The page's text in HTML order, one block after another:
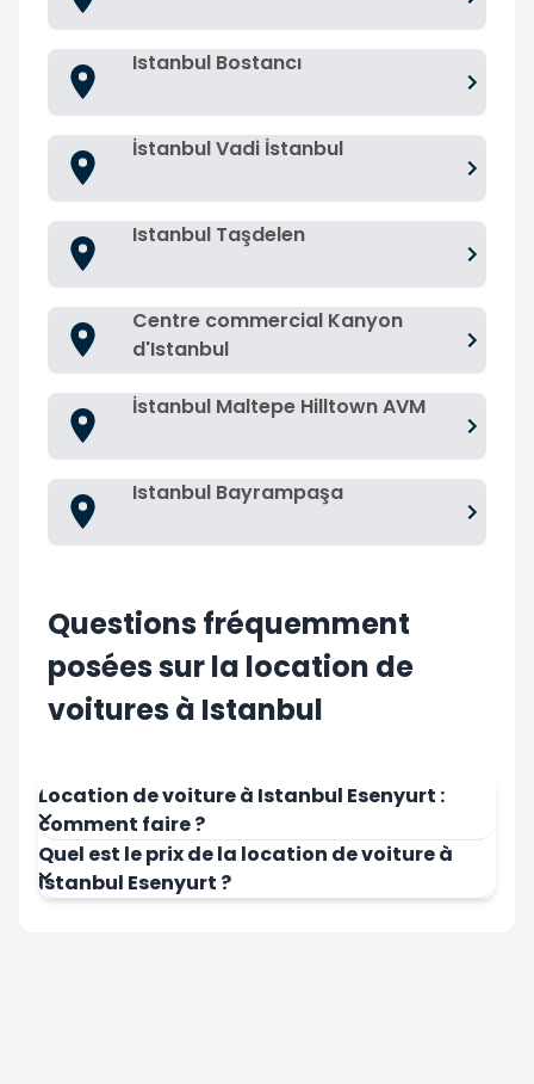
Istanbul Bostancı
İstanbul Vadi İstanbul
Istanbul Taşdelen
Centre commercial Kanyon
d'Istanbul
İstanbul Maltepe Hilltown AVM
Istanbul Bayrampaşa
Questions fréquemment
posées sur la location de
voitures à Istanbul
Location de voiture à Istanbul Esenyurt :
comment faire ?
Quel est le prix de la location de voiture à
Istanbul Esenyurt ?